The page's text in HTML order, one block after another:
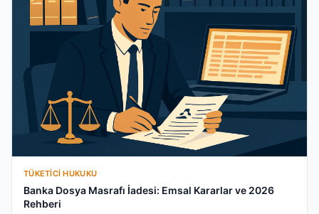
TÜKETICI HUKUKU
Banka Dosya Masrafı İadesi: Emsal Kararlar ve 2026
Rehberi